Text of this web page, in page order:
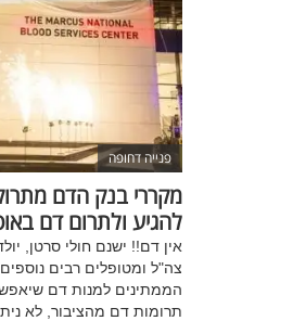
פנייה דחופה
מקררי בנק הדם
להגיע ולתרום דם
אין דם!! ישנם חולי סרטן,
צה"ל ומטופלים רבים
הממתינים למנות דם
תרומות דם מהציבור, לא